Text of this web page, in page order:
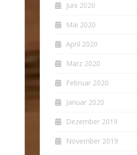
Juni 2020
Mai 2020
April 2020
März 2020
Februar 2020
Januar 2020
Dezember 2019
November 2019